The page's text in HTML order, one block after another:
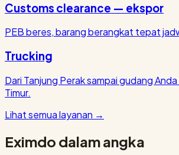
Customs clearance — ekspor
PEB beres, barang berangkat tepat
Trucking
Dari Tanjung Perak sampai gudang
Timur.
Lihat semua layanan →
Eximdo dalam angka